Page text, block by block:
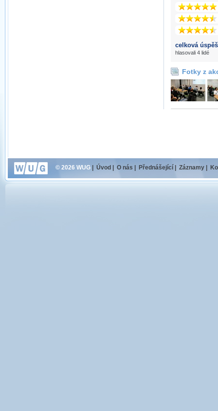
celková
hlasovali 4 lidé
Fotky z
© 2026 WUG Úvod O nás Přednášející Záznamy